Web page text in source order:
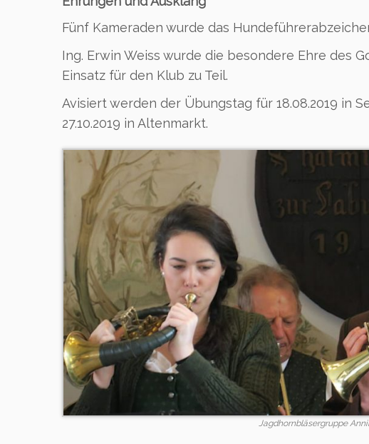
Fünf Kameraden wurde das
Ing. Erwin Weiss wurde die besondere Ehre des
Einsatz für den Klub zu Teil.
Avisiert werden der Übungstag für 18.08.2019 in
27.10.2019 in Altenmarkt.
Jagdhornbläsergruppe